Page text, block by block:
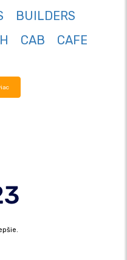
BUILDERS
CAB
CAFE